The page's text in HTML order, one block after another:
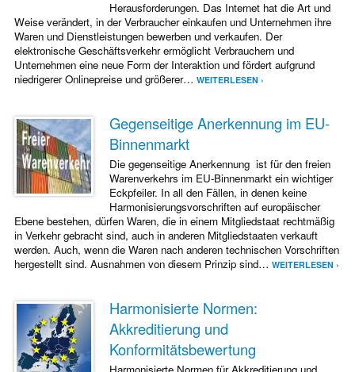
Herausforderungen. Das Internet hat die Art und
Weise verändert, in der Verbraucher einkaufen und Unternehmen ihre
Waren und Dienst­leistungen bewerben und verkaufen. Der
elektronische Geschäftsverkehr ermöglicht Verbrauchern und
Unternehmen eine neue Form der Interaktion und fördert aufgrund
niedrigerer Onlinepreise und größerer… WEITERLESEN ›
Gegenseitige Anerkennung im EU-
Binnenmarkt
Die gegenseitige Anerkennung ist für den freien
Warenverkehrs im EU-Binnenmarkt ein wichtiger
Eckpfeiler. In all den Fällen, in denen keine
Harmonisierungsvorschriften auf europäischer
Ebene bestehen, dürfen Waren, die in einem Mitgliedstaat rechtmäßig
in Verkehr gebracht sind, auch in anderen Mitgliedstaaten verkauft
werden. Auch, wenn die Waren nach anderen technischen Vorschriften
hergestellt sind. Ausnahmen von diesem Prinzip sind… WEITERLESEN ›
Harmonisierte Normen:
Akkreditierung und
Konformitätsbewertung